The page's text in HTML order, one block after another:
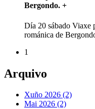
Bergondo. +
Día 20 sábado Viaxe
románica de
1
Arquivo
Xuño 2026 (2)
Mai 2026 (2)